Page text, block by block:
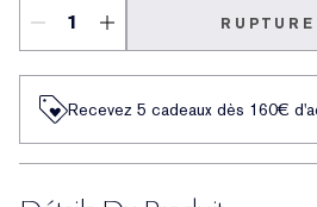
Recevez 5 cadeaux dès 160€